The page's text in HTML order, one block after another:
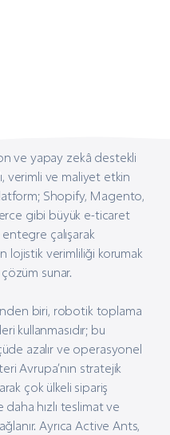
ve yapay zekâ destekli
verimli ve maliyet etkin
Shopify, Magento,
gibi büyük e-ticaret
çalışarak
lojistik verimliliği korumak
sunar.
biri, robotik toplama
kullanmasıdır; bu
azalır ve operasyonel
Avrupa’nın stratejik
çok ülkeli sipariş
daha hızlı teslimat ve
Ayrıca Active Ants,